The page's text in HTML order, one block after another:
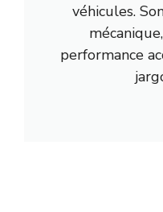
véhicules.
performance